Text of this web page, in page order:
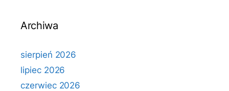
Archiwa
sierpień 2026
lipiec 2026
czerwiec 2026